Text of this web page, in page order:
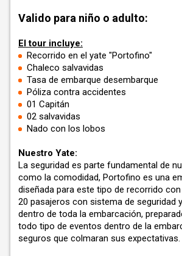
Valido para niño o adulto:
El tour incluye:
Recorrido en el yate "Portofino"
Chaleco salvavidas
Tasa de embarque desembarque
Póliza contra accidentes
01 Capitán
02 salvavidas
Nado con los lobos
Nuestro Yate:
La seguridad es parte fundamental de
como la comodidad, Portofino es una
diseñada para este tipo de recorrido
20 pasajeros con sistema de seguridad
dentro de toda la embarcación,
todo tipo de eventos dentro de la
seguros que colmaran sus expectativas.